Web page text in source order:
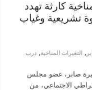
كارثة تهدد
تشريعية وغياب
, التغيرات المناخية, درب
صابر، عضو مجلس
الاجتماعي، من